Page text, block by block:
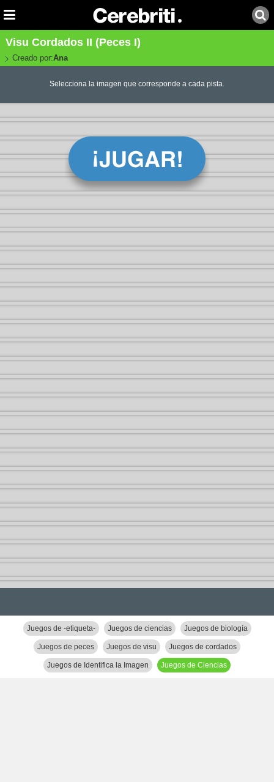
Visu Cordados II (Peces I)
Creado por:Ana
Selecciona la imagen que corresponde a cada pista.
Juegos de -etiqueta- Juegos de ciencias Juegos de biología
Juegos de peces Juegos de visu Juegos de cordados
Juegos de Identifica la Imagen Juegos de Ciencias